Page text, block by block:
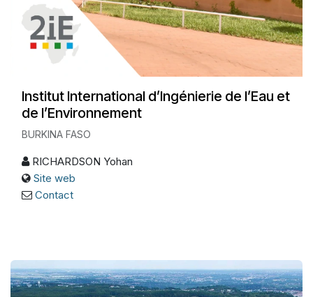
Institut International d’Ingénierie de l’Eau et
de l’Environnement
BURKINA FASO
RICHARDSON Yohan
Site web
Contact